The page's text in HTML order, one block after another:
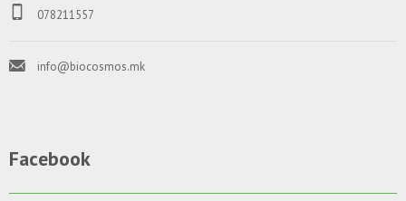
078211557
info@biocosmos.mk
Facebook